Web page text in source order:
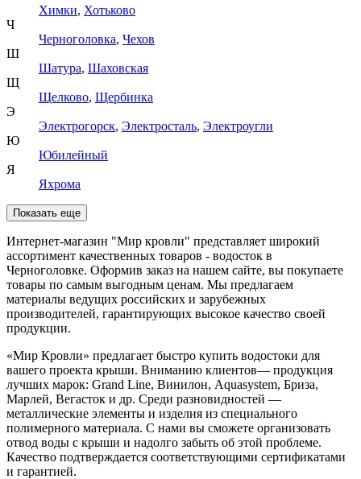
Химки, Хотьково
Ч
Черноголовка, Чехов
Ш
Шатура, Шаховская
Щ
Щелково, Щербинка
Э
Электрогорск, Электросталь, Электроугли
Ю
Юбилейный
Я
Яхрома
Показать еще
Интернет-магазин "Мир кровли" представляет широкий
ассортимент качественных товаров - водосток в
Черноголовке. Оформив заказ на нашем сайте, вы покупаете
товары по самым выгодным ценам. Мы предлагаем
материалы ведущих российских и зарубежных
производителей, гарантирующих высокое качество своей
продукции.
«Мир Кровли» предлагает быстро купить водостоки для
вашего проекта крыши. Вниманию клиентов— продукция
лучших марок: Grand Line, Винилон, Aquasystem, Бриза,
Марлей, Вегасток и др. Среди разновидностей —
металлические элементы и изделия из специального
полимерного материала. С нами вы сможете организовать
отвод воды с крыши и надолго забыть об этой проблеме.
Качество подтверждается соответствующими сертификатами
и гарантией.